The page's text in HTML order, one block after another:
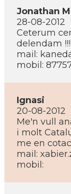
Jonathan
28-08-2012
Ceterum
delendam !!!
mail:
mobil:
Ignasi
20-08-2012
Me'n vull
i molt
me en
mail:
mobil: